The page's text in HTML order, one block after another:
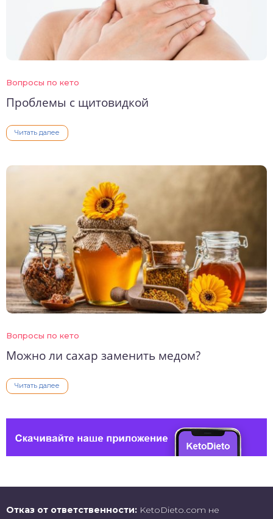
Вопросы по кето
Проблемы с щитовидкой
Читать далее
Вопросы по кето
Можно ли сахар заменить медом?
Читать далее
Отказ от ответственности: KetoDieto.com не